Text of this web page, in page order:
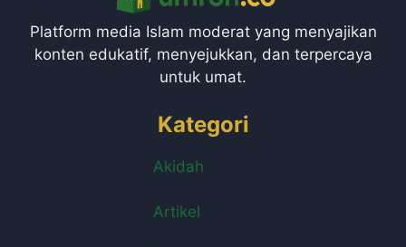
Platform media Islam moderat yang menyajikan
konten edukatif, menyejukkan, dan terpercaya
untuk umat.
Kategori
Akidah
Artikel